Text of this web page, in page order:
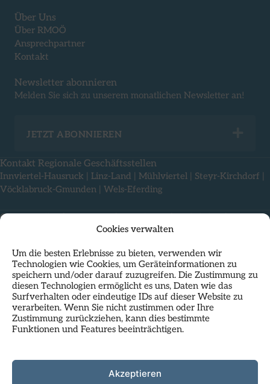
Cookies verwalten
Um die besten Erlebnisse zu bieten, verwenden wir
Technologien wie Cookies, um Geräteinformationen zu
speichern und/oder darauf zuzugreifen. Die Zustimmung zu
diesen Technologien ermöglicht es uns, Daten wie das
Surfverhalten oder eindeutige IDs auf dieser Website zu
verarbeiten. Wenn Sie nicht zustimmen oder Ihre
Zustimmung zurückziehen, kann dies bestimmte
Funktionen und Features beeinträchtigen.
Akzeptieren
Über Uns
Über RMOÖ
Ansprechpartner
Kontakt
Newsletter abonnieren
Melden Sie sich zu unserem monatlichen Newsletter an!
JETZT ABONNIEREN
Kontakt Regionale Geschäftsstellen
Innviertel-Hausruck Linz-Land Mühlviertel Steyr-Kirchdorf
Vöcklabruck-Gmunden
Wels-Eferding
Offene Stellen|Impressum|Compliance|Rechtliches|
Nutzungsbedingungen & Datenschutz
Als Standortpartner imHP23residiert das Regionalmanagement
Hauptplatz in Linz und nutzt die inspirierende Atmosphäre dieses
Kunst- und Geschäftshauses.